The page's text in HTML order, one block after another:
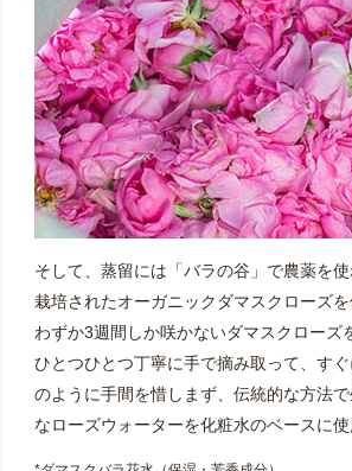
そして、蒸留には「バラの谷」で農薬を
栽培されたオーガニックダマスクローズ
わずか3週間しか咲かないダマスクローズ
ひとつひとつ丁寧に手で摘み取って、す
のように手間を惜しまず、伝統的な方法
なローズウォーターを化粧水のベースに使